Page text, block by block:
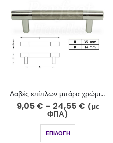
Λαβές επίπλων μπάρα χρώμιο-ίνοξ ματ 511-13-5 Φ14
9,05€ – 24,55€ (με
ΦΠΑ)
ΕΠΙΛΟΓΉ